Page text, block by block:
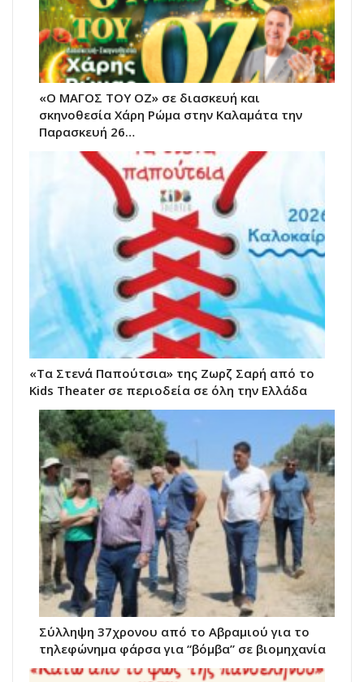
«Ο ΜΑΓΟΣ ΤΟΥ ΟΖ» σε διασκευή και
σκηνοθεσία Χάρη Ρώμα στην Καλαμάτα την
Παρασκευή 26…
«Τα Στενά Παπούτσια» της Ζωρζ Σαρή από το
Kids Theater σε περιοδεία σε όλη την Ελλάδα
Σύλληψη 37χρονου από το Αβραμιού για το
τηλεφώνημα φάρσα για “βόμβα” σε βιομηχανία